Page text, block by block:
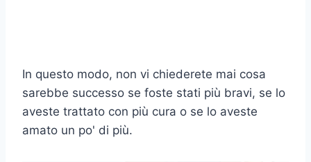
In questo modo, non vi chiederete mai cosa
sarebbe successo se foste stati più bravi, se lo
aveste trattato con più cura o se lo aveste
amato un po' di più.